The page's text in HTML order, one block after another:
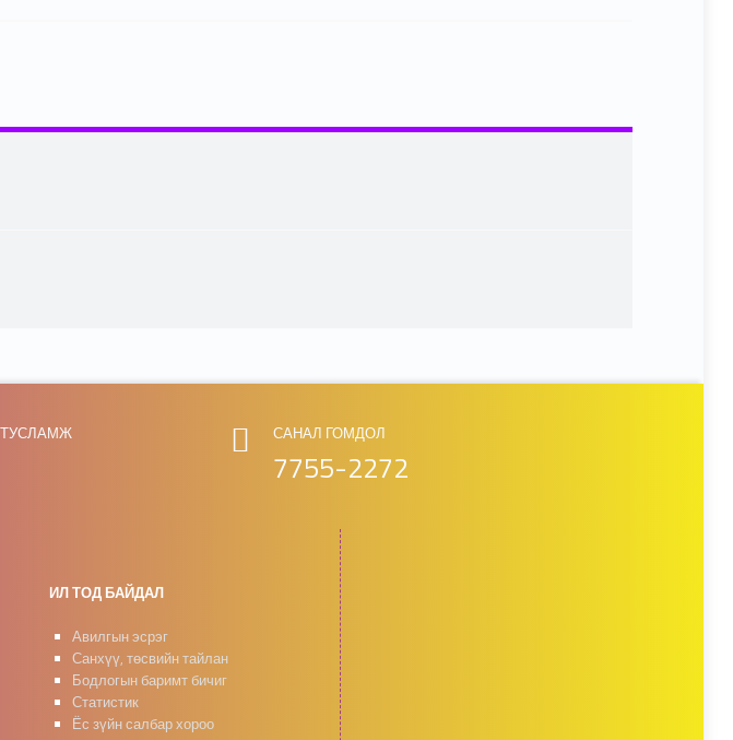
ТУСЛАМЖ САНАЛ ГОМДОЛ
7755-2272
ИЛ ТОД БАЙДАЛ
Авилгын эсрэг
Санхүү, төсвийн тайлан
Бодлогын баримт бичиг
Статистик
Ёс зүйн салбар хороо